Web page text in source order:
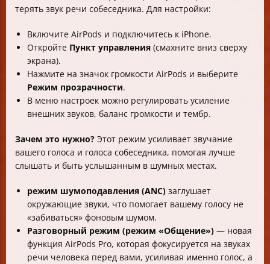
терять звук речи собеседника. Для настройки:
Включите AirPods и подключитесь к iPhone.
Откройте Пункт управления (смахните вниз сверху
экрана).
Нажмите на значок громкости AirPods и выберите
Режим прозрачности.
В меню настроек можно регулировать усиление
внешних звуков, баланс громкости и тембр.
Зачем это нужно? Этот режим усиливает звучание
вашего голоса и голоса собеседника, помогая лучше
слышать и быть услышанным в шумных местах.
режим шумоподавления (ANC) заглушает
окружающие звуки, что помогает вашему голосу не
«забиваться» фоновым шумом.
Разговорный режим (режим «Общение») — новая
функция AirPods Pro, которая фокусируется на звуках
речи человека перед вами, усиливая именно голос, а